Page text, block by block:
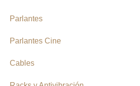
Parlantes
Parlantes Cine
Cables